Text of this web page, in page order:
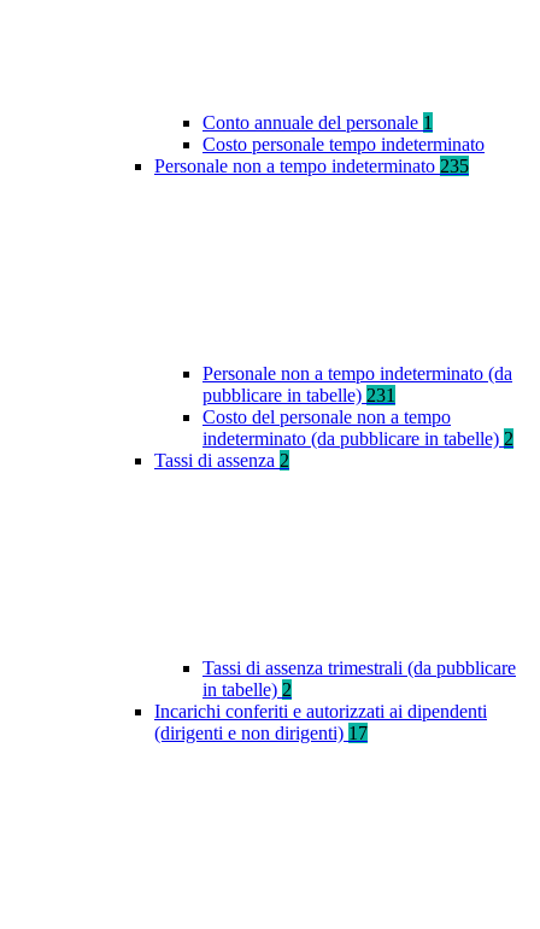
Conto annuale del personale 1
Costo personale tempo indeterminato
Personale non a tempo indeterminato 235
Personale non a tempo indeterminato (da
pubblicare in tabelle) 231
Costo del personale non a tempo
indeterminato (da pubblicare in tabelle) 2
Tassi di assenza 2
Tassi di assenza trimestrali (da pubblicare
in tabelle) 2
Incarichi conferiti e autorizzati ai dipendenti
(dirigenti e non dirigenti) 17